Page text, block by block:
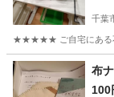
千葉
★★★★★ ご自宅にある不
千葉 千葉市
布
100